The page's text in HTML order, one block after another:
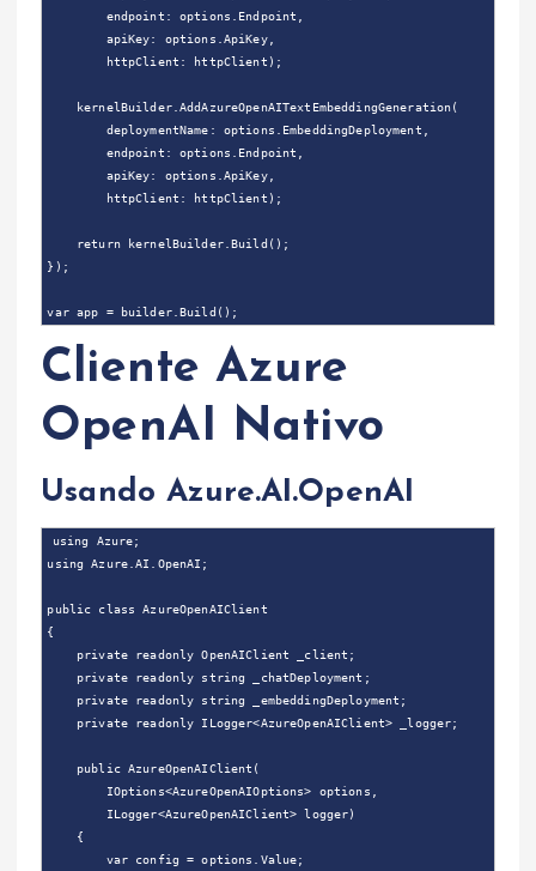
        endpoint: options.Endpoint,
        apiKey: options.ApiKey,
        httpClient: httpClient);
    kernelBuilder.AddAzureOpenAITextEmbeddingGeneration(
        deploymentName: options.EmbeddingDeployment,
        endpoint: options.Endpoint,
        apiKey: options.ApiKey,
        httpClient: httpClient);
    return kernelBuilder.Build();
});
Cliente Azure
OpenAI Nativo
Usando Azure.AI.OpenAI
using Azure;
using Azure.AI.OpenAI;
public class AzureOpenAIClient
{
    private readonly OpenAIClient _client;
    private readonly string _chatDeployment;
    private readonly string _embeddingDeployment;
    private readonly ILogger<AzureOpenAIClient> _logger;
    public AzureOpenAIClient(
        IOptions<AzureOpenAIOptions> options,
        ILogger<AzureOpenAIClient> logger)
    {
        var config = options.Value;